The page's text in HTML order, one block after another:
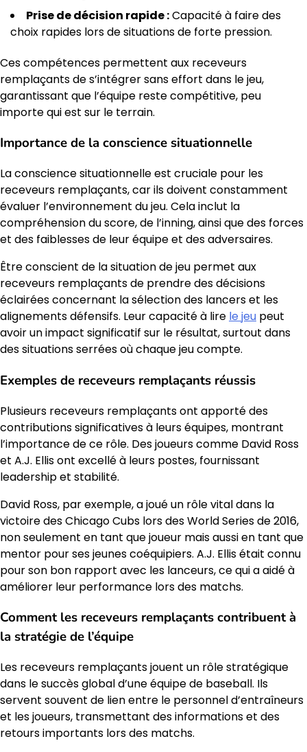
Prise de décision rapide :Capacité à faire des
choix rapides lors de situations de forte pression.
Ces compétences permettent aux receveurs
remplaçants de s’intégrer sans effort dans le jeu,
garantissant que l’équipe reste compétitive, peu
importe qui est sur le terrain.
Importance de la conscience situationnelle
La conscience situationnelle est cruciale pour les
receveurs remplaçants, car ils doivent constamment
évaluer l’environnement du jeu. Cela inclut la
compréhension du score, de l’inning, ainsi que des forces
et des faiblesses de leur équipe et des adversaires.
Être conscient de la situation de jeu permet aux
receveurs remplaçants de prendre des décisions
éclairées concernant la sélection des lancers et les
alignements défensifs. Leur capacité à lire le jeu peut
avoir un impact significatif sur le résultat, surtout dans
des situations serrées où chaque jeu compte.
Exemples de receveurs remplaçants réussis
Plusieurs receveurs remplaçants ont apporté des
contributions significatives à leurs équipes, montrant
l’importance de ce rôle. Des joueurs comme David Ross
et A.J. Ellis ont excellé à leurs postes, fournissant
leadership et stabilité.
David Ross, par exemple, a joué un rôle vital dans la
victoire des Chicago Cubs lors des World Series de 2016,
non seulement en tant que joueur mais aussi en tant que
mentor pour ses jeunes coéquipiers. A.J. Ellis était connu
pour son bon rapport avec les lanceurs, ce qui a aidé à
améliorer leur performance lors des matchs.
Comment les receveurs remplaçants contribuent à
la stratégie de l’équipe
Les receveurs remplaçants jouent un rôle stratégique
dans le succès global d’une équipe de baseball. Ils
servent souvent de lien entre le personnel d’entraîneurs
et les joueurs, transmettant des informations et des
retours importants lors des matchs.